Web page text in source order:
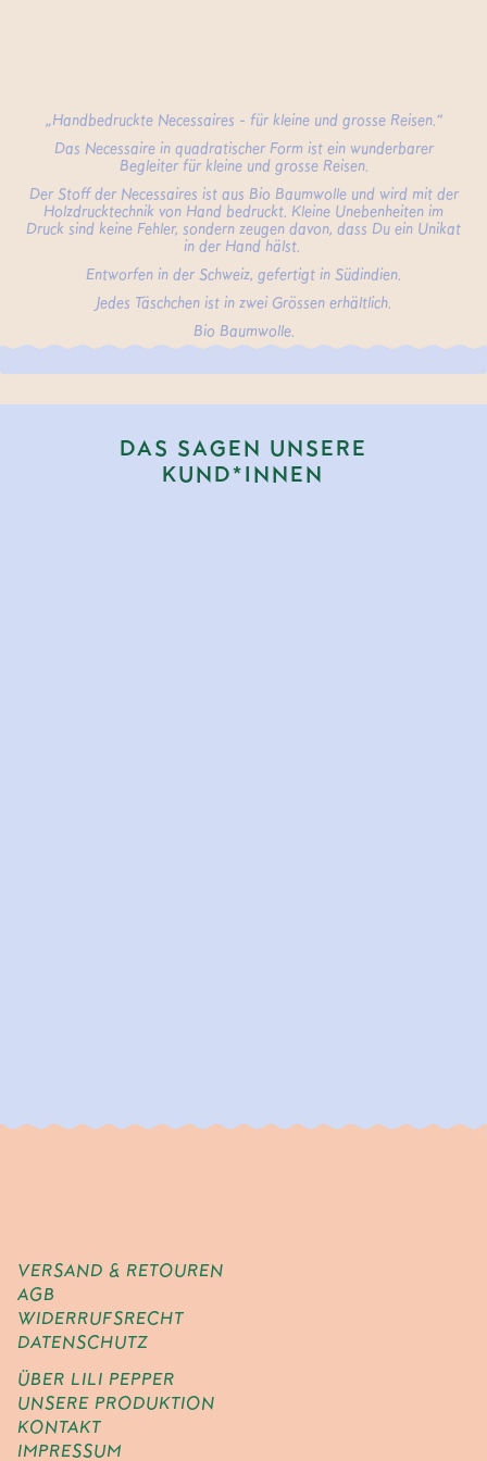
„Handbedruckte Necessaires - für kleine und grosse Reisen.“
Das Necessaire in quadratischer Form ist ein wunderbarer
Begleiter für kleine und grosse Reisen.
Der Stoff der Necessaires ist aus Bio Baumwolle und wird mit der
Holzdrucktechnik von Hand bedruckt. Kleine Unebenheiten im
Druck sind keine Fehler, sondern zeugen davon, dass Du ein Unikat
in der Hand hälst.
Entworfen in der Schweiz, gefertigt in Südindien.
Jedes Täschchen ist in zwei Grössen erhältlich.
Bio Baumwolle.
DAS SAGEN UNSERE
KUND*INNEN
VERSAND & RETOUREN
AGB
WIDERRUFSRECHT
DATENSCHUTZ
ÜBER LILI PEPPER
UNSERE PRODUKTION
KONTAKT
IMPRESSUM